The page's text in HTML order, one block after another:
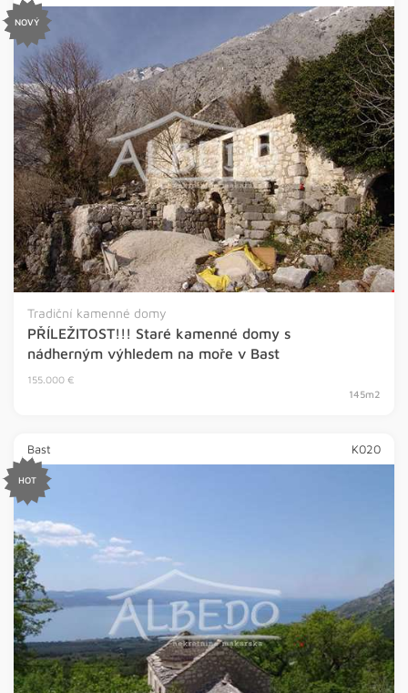
HOT
NOVÝ
Tradiční kamenné domy
PŘÍLEŽITOST!!! Staré kamenné domy s
nádherným výhledem na moře v Bast
155.000 €
145m2
Bast K020
HOT